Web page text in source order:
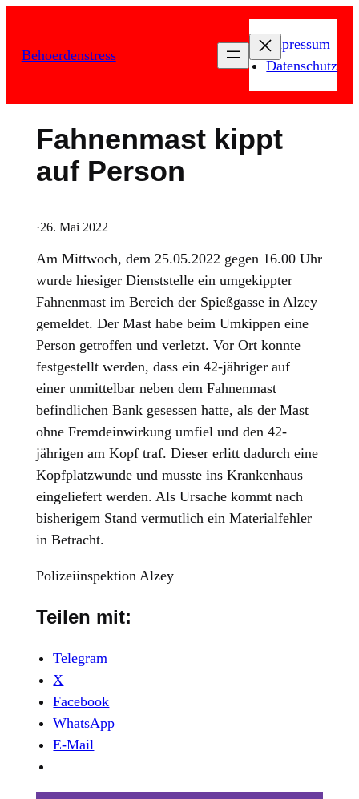
springen
Behoerdenstress
Impressum
Datenschutz
Fahnenmast kippt
auf Person
·26. Mai 2022
Am Mittwoch, dem 25.05.2022 gegen 16.00 Uhr
wurde hiesiger Dienststelle ein umgekippter
Fahnenmast im Bereich der Spießgasse in Alzey
gemeldet. Der Mast habe beim Umkippen eine
Person getroffen und verletzt. Vor Ort konnte
festgestellt werden, dass ein 42-jähriger auf
einer unmittelbar neben dem Fahnenmast
befindlichen Bank gesessen hatte, als der Mast
ohne Fremdeinwirkung umfiel und den 42-
jährigen am Kopf traf. Dieser erlitt dadurch eine
Kopfplatzwunde und musste ins Krankenhaus
eingeliefert werden. Als Ursache kommt nach
bisherigem Stand vermutlich ein Materialfehler
in Betracht.
Polizeiinspektion Alzey
Teilen mit:
Telegram
X
Facebook
WhatsApp
E-Mail